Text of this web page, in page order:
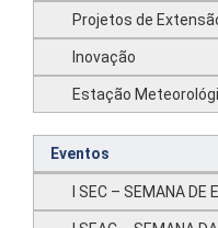
Projetos de
Inovação
Estação
Eventos
I SEC – SEMANA DE